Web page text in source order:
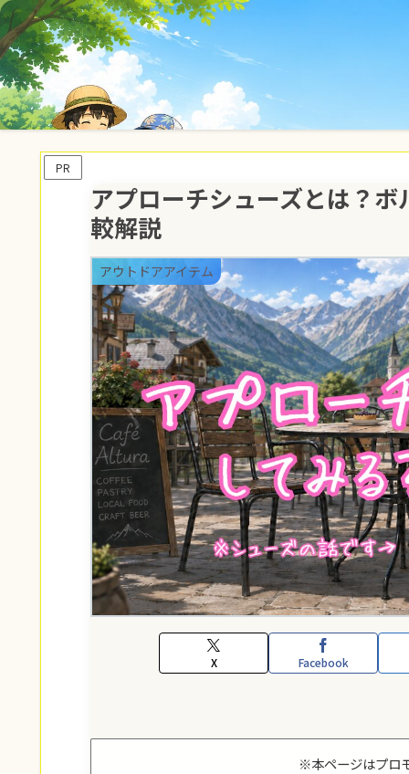
PR
アプローチシューズとは？
較解説
アウトドアアイテム
X Facebook
※本ページはプロ